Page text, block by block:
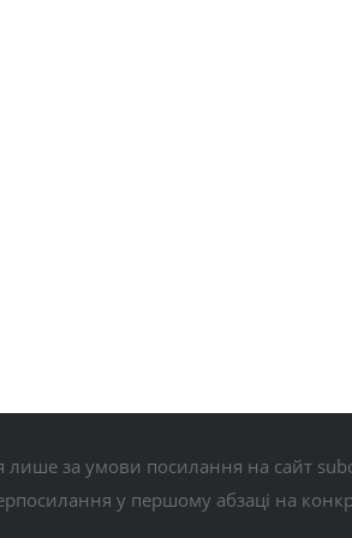
лише за умови посилання на сайт
у першому абзаці на